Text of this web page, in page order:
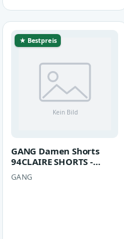
★ Bestpreis
GANG Damen Shorts
94CLAIRE SHORTS -
baggy fit tinted
midblue
GANG